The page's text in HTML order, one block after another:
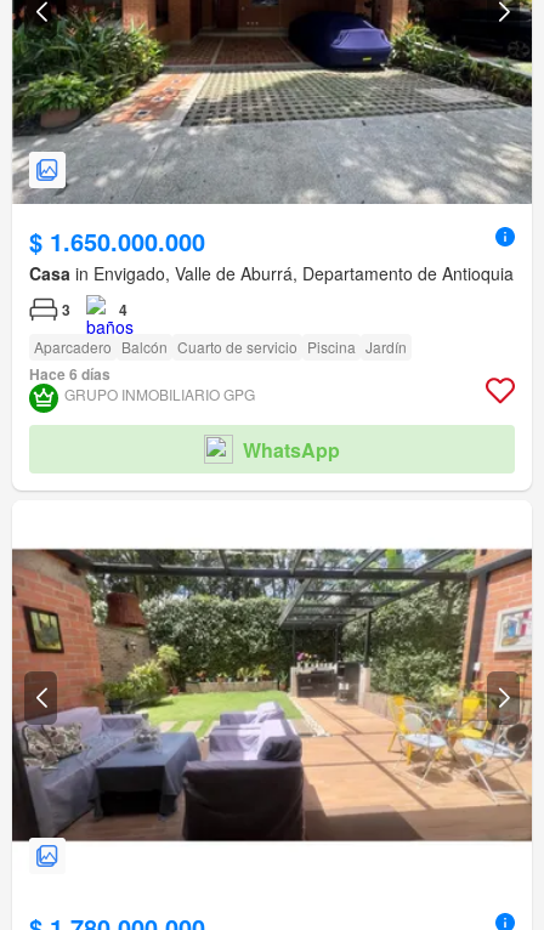
$ 1.650.000.000
Casa in Envigado, Valle de Aburrá, Departamento de Antioquia
3 4
Aparcadero Balcón Cuarto de servicio Piscina Jardín
Hace 6 días
GRUPO INMOBILIARIO GPG
WhatsApp